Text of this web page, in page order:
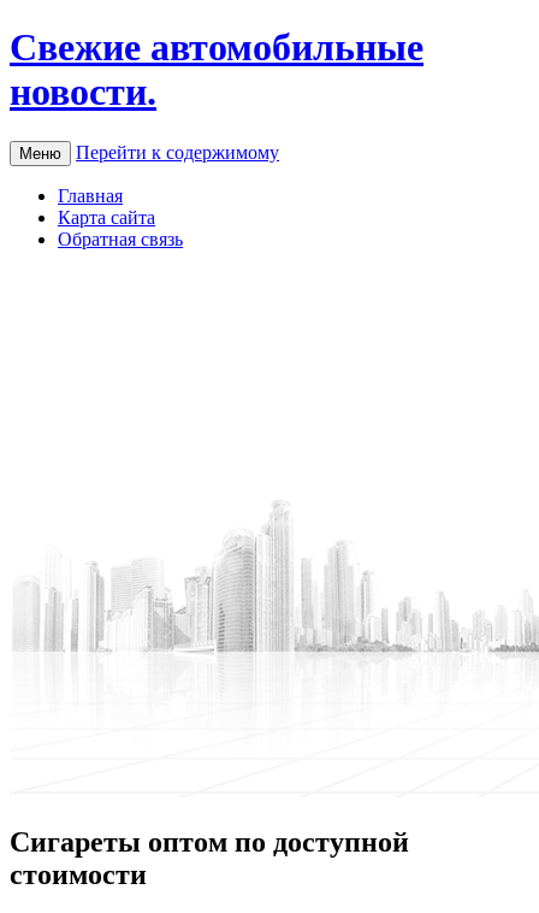
Свежие автомобильные
новости.
Меню Перейти к содержимому
Главная
Карта сайта
Обратная связь
Сигареты оптом по доступной
стоимости